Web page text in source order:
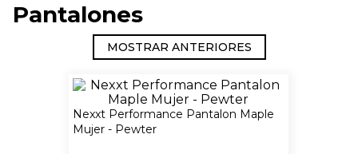
Pantalones
MOSTRAR ANTERIORES
Nexxt Performance Pantalon Maple
Mujer - Pewter